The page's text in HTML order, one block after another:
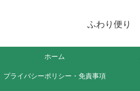
ふわり便り
ホーム
プライバシーポリシー・免責事項